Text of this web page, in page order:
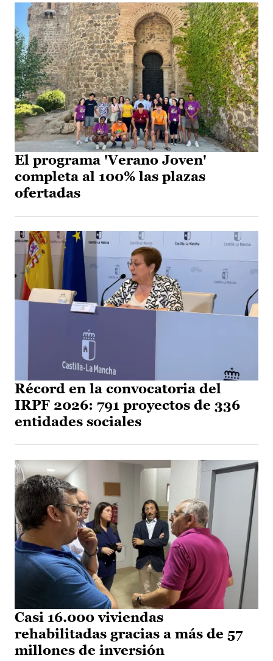
El programa 'Verano Joven'
completa al 100% las plazas
ofertadas
Récord en la convocatoria del
IRPF 2026: 791 proyectos de 336
entidades sociales
Casi 16.000 viviendas
rehabilitadas gracias a más de 57
millones de inversión